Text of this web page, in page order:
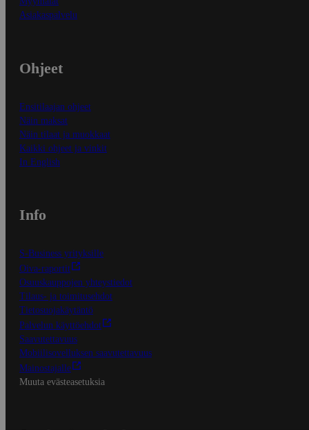
Asiakaspalvelu
Ohjeet
Ensitilaajan ohjeet
Näin maksat
Näin tilaat ja muokkaat
Kaikki ohjeet ja vinkit
In English
Info
S-Business yrityksille
Oiva-raportit
Osuuskauppojen yhteystiedot
Tilaus- ja toimitusehdot
Tietosuojakäytäntö
Palvelun käyttöehdot
Saavutettavuus
Mobiilisovelluksen saavutettavuus
Mainostajalle
Muuta evästeasetuksia